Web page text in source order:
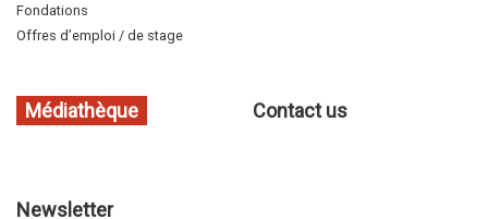
Fondations
Offres d’emploi / de stage
Médiathèque Contact us
Newsletter